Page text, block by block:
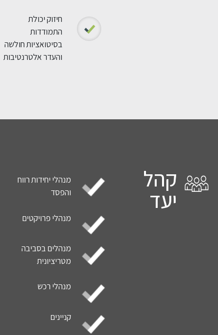
חיזוק יכולת
התמודדות
בסיטואציות חולשה
והעדר אלטרנטיבות
קהל
יעד
מנהלי יחידות רווח
והפסד
מנהלי פרויקטים
מנהלים בסביבה
מטריציונית
מנהלי רכש
קניינים